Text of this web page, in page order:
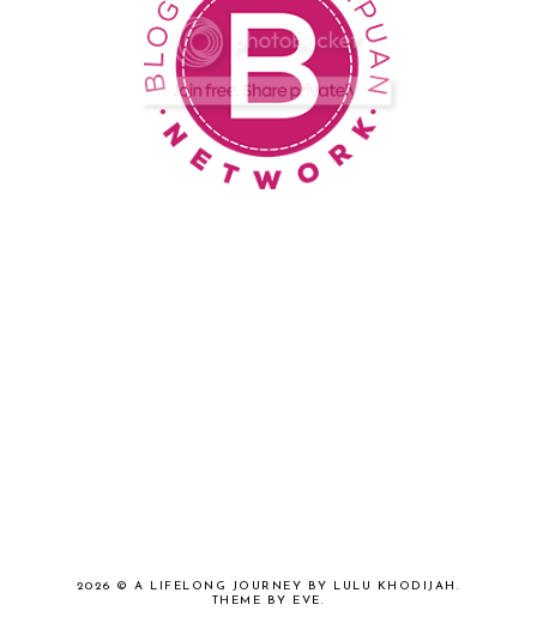
2026 ©A LIFELONG JOURNEY BY LULU KHODIJAH .
THEME BY EVE.